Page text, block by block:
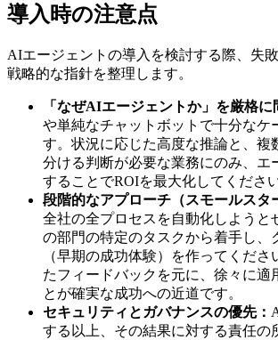
導入時の注意点
AIエージェントの導入を検討する際、失
戦略的な指針を整理します。
「なぜAIエージェントか」を厳格に
や単純なチャットボットで十分なケ
す。状況に応じた高度な推論と、複
分ける判断が必要な業務にのみ、エ
することでROIを最大化してください
段階的なアプローチ（スモールスタ
全社の全プロセスを自動化しようと
の部門の特定のタスクから着手し、
（早期の成功体験）を作ってくだ
たフィードバックを元に、徐々に適
とが確実な成功への近道です。
セキュリティとガバナンスの優先：
する以上、その結果に対する責任の